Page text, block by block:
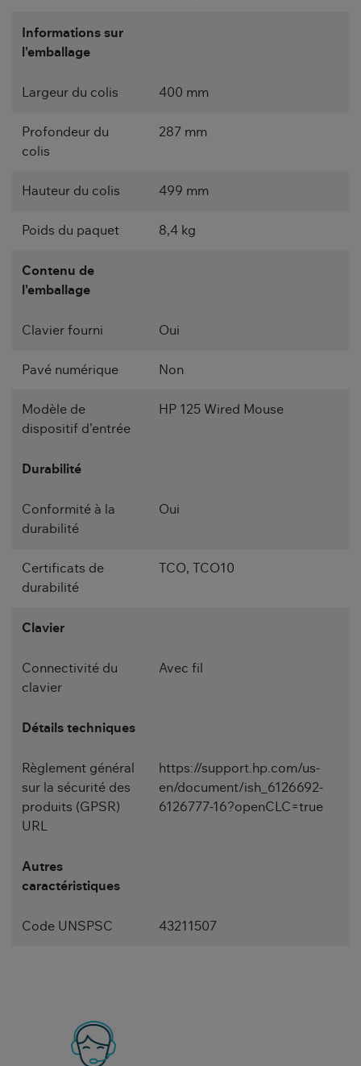
Informations sur
l'emballage
Largeur du colis 400 mm
Profondeur du
colis
287 mm
Hauteur du colis 499 mm
Poids du paquet 8,4 kg
Contenu de
l'emballage
Clavier fourni Oui
Pavé numérique Non
Modèle de
dispositif d’entrée
HP 125 Wired Mouse
Durabilité
Conformité à la
durabilité
Oui
Certificats de
durabilité
TCO, TCO10
Clavier
Connectivité du
clavier
Avec fil
Détails techniques
Règlement général
sur la sécurité des
produits (GPSR)
URL
https://support.hp.com/us-
en/document/ish_6126692-
6126777-16?openCLC=true
Autres
caractéristiques
Code UNSPSC 43211507